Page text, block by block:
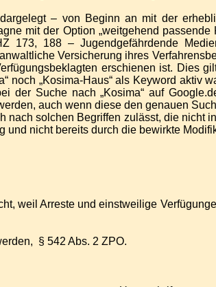
– von Beginn an mit der
mit der Option „weitgehend
173, 188 – Jugendgefährdende
Versicherung ihres
erschienen ist. Dies
noch „Kosima-Haus“ als Keyword
der Suche nach „Kosima“ auf
auch wenn diese den genauen
nach solchen Begriffen zulässt, die
nicht bereits durch die bewirkte
weil Arreste und einstweilige
§ 542 Abs. 2 ZPO.